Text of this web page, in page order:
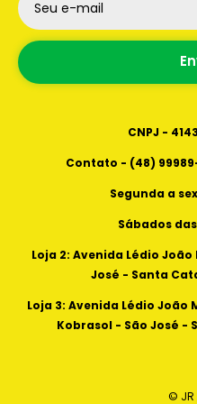
Loja 3: Avenida Lédio
center - kobrasol -
88101101
Horários de atendimento
Segunda a sexta das 9h
Seu e-mail
CNPJ -
Contato - (48)
Segunda a
Sábados
Loja 2: Avenida Lédio
José - Santa
Loja 3: Avenida Lédio João
Kobrasol - São José -
© JR